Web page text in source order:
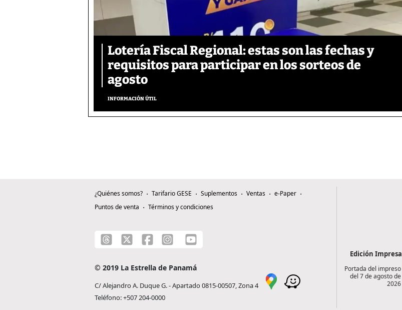
Lotería Fiscal Regional: estas son las fechas y
requisitos para participar en los sorteos de
agosto
INFORMACIÓN ÚTIL
¿Quiénes somos? Tarifario GESE Suplementos Ventas
e-Paper
Puntos de venta
Términos y condiciones
© 2019 La Estrella de Panamá
C/ Alejandro A. Duque G. - Apartado 0815-00507, Zona 4
Teléfono: +507 204-0000
Edición Impresa
Portada del impreso
del 7 de agosto de
2026